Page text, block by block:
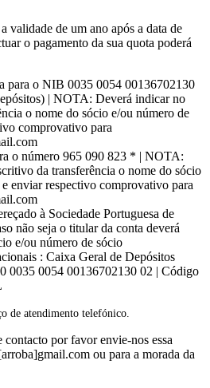
validade de um ano após a data de
o pagamento da sua quota poderá
para o NIB 0035 0054 00136702130
| NOTA: Deverá indicar no
o nome do sócio e/ou número de
comprovativo para
o número 965 090 823 * | NOTA:
da transferência o nome do sócio
enviar respectivo comprovativo para
à Sociedade Portuguesa de
não seja o titular da conta deverá
e/ou número de sócio
: Caixa Geral de Depósitos
0035 0054 00136702130 02 | Código
de atendimento telefónico.
contacto por favor envie-nos essa
ou para a morada da